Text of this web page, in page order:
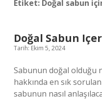
Etiket: Doğal sabun
Doğal Sabun
Tarih: Ekim 5, 2024
Sabunun doğal olduğu
hakkında en sık
sabunun nasıl